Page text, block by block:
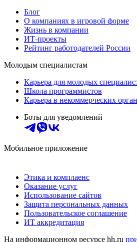
Блог
О компаниях в игровой форме
Жизнь в компании
ИТ-проекты
Рейтинг работодателей России
Молодым специалистам
Карьера для молодых
Школа программистов
Карьера в некоммерческих
Боты для уведомлений
Мобильное приложение
Этика и комплаенс
Оказание услуг
Использование сайтов
Защита персональных данных
Пользовательское соглашение
ИТ аккредитация
На информационном ресурсе hh.ru